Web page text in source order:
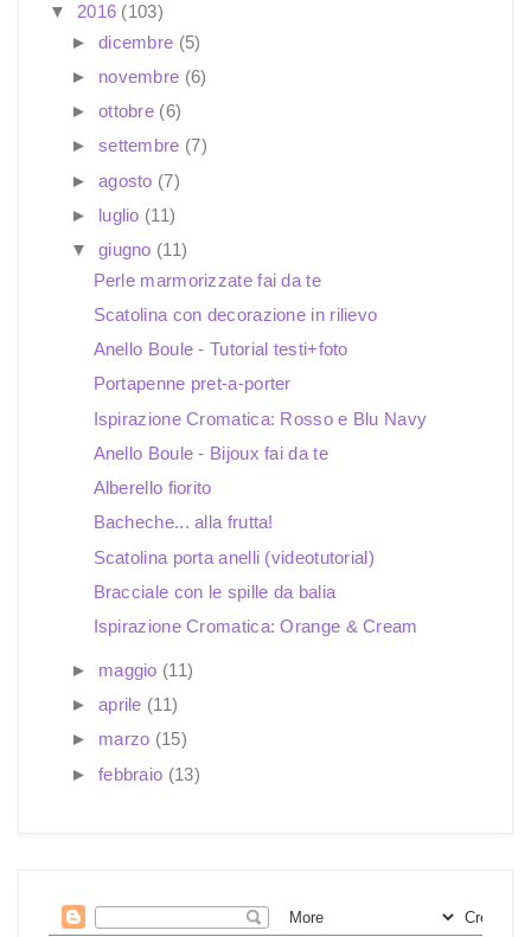
▼ 2016 (103)
► dicembre (5)
► novembre (6)
► ottobre (6)
► settembre (7)
► agosto (7)
► luglio (11)
▼ giugno (11)
Perle marmorizzate fai da te
Scatolina con decorazione in rilievo
Anello Boule - Tutorial testi+foto
Portapenne pret-a-porter
Ispirazione Cromatica: Rosso e Blu Navy
Anello Boule - Bijoux fai da te
Alberello fiorito
Bacheche... alla frutta!
Scatolina porta anelli (videotutorial)
Bracciale con le spille da balia
Ispirazione Cromatica: Orange & Cream
► maggio (11)
► aprile (11)
► marzo (15)
► febbraio (13)